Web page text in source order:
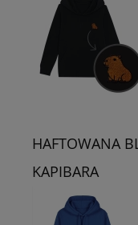
HAFTOWANA
KAPIBARA